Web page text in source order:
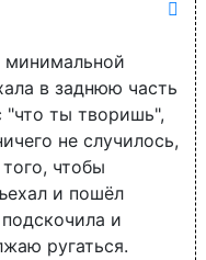
минимальной
в заднюю часть
ты творишь",
не случилось,
чтобы
и пошёл
и
ругаться.